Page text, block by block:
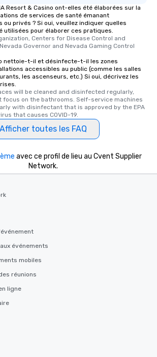
Resort & Casino ont-elles été élaborées sur la
de services de santé émanant
privés ? Si oui, veuillez indiquer quelles
utilisées pour élaborer ces pratiques.
Centers for Disease Control and
Governor and Nevada Gaming Control
nettoie-t-il et désinfecte-t-il les zones
accessibles au public (comme les salles
les ascenseurs, etc.) Si oui, décrivez les
will be cleaned and disinfected regularly,
focus on the bathrooms. Self-service machines
with disinfectant that is approved by the EPA
that causes COVID-19.
Afficher toutes les FAQ
avec ce profil de lieu au Cvent Supplier
Network.
événements
mobiles
réunions
ligne